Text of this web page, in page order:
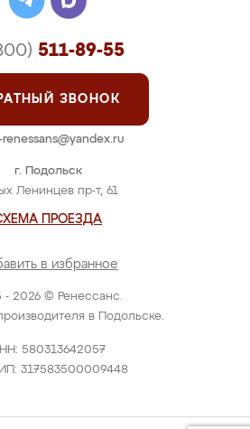
- 2026 © Ренессанс.
в Подольске.
580313642057
317583500009448
г. Подольск
Ленинцев пр-т, 61
ПРОЕЗДА
в избранное
511-89-55
ЗВОНОК